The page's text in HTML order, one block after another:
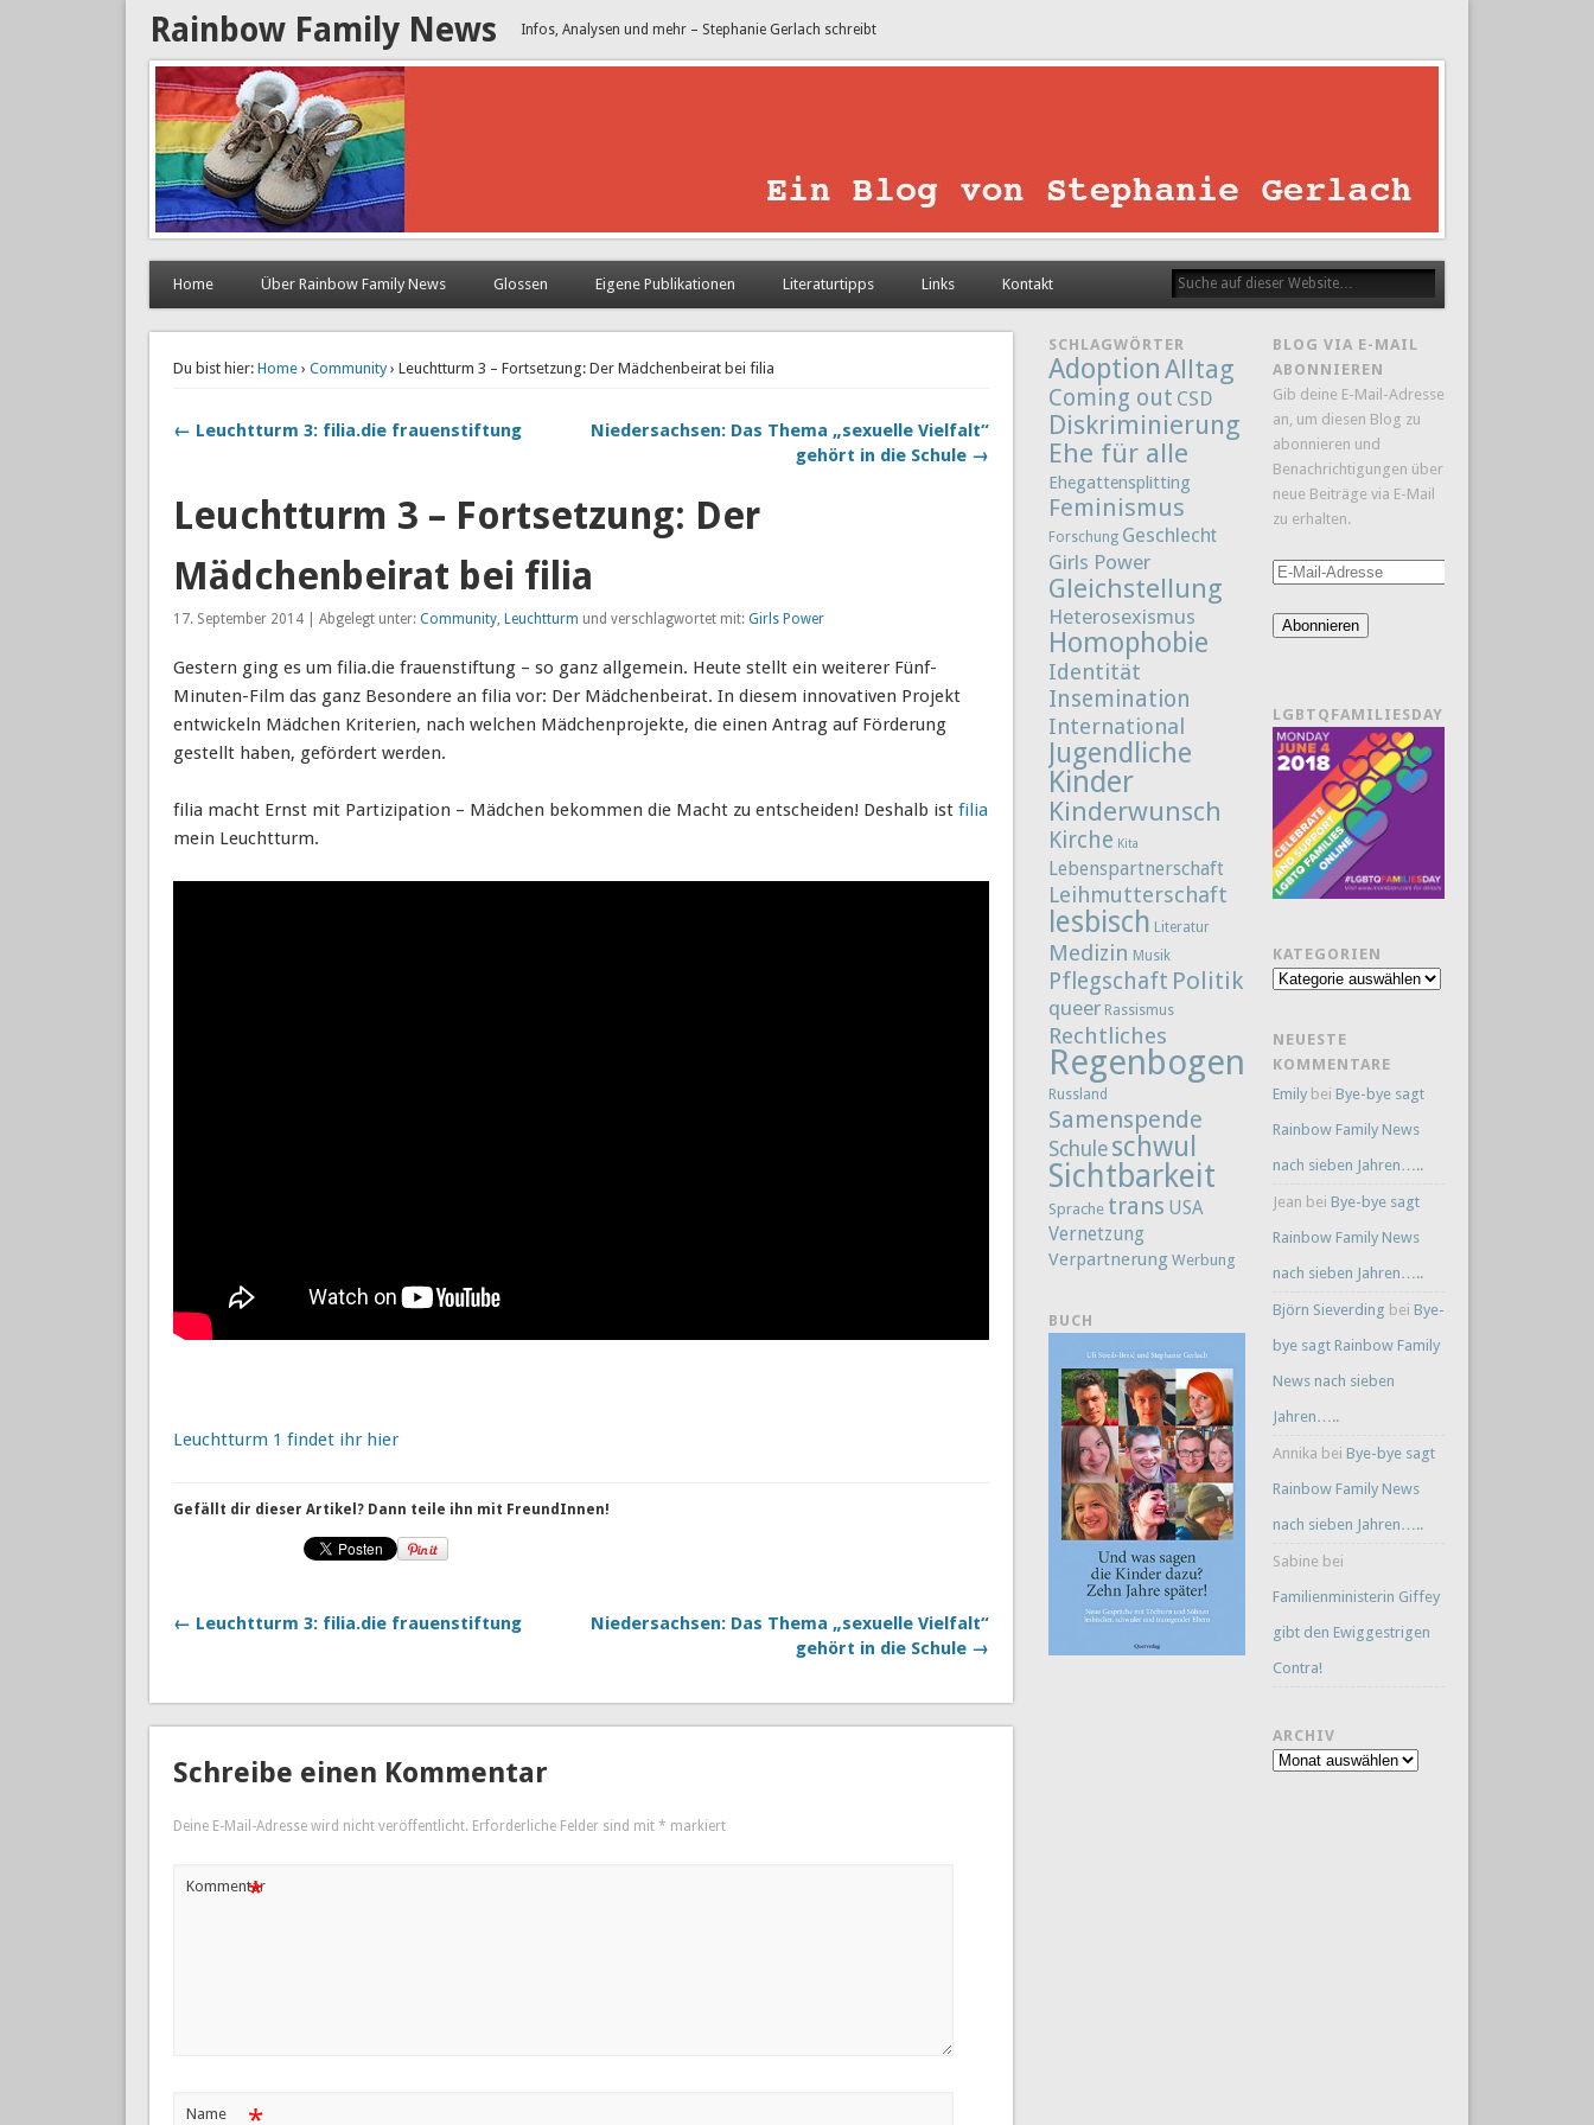
Rainbow Family News Infos, Analysen und mehr – Stephanie Gerlach schreibt
Home Über Rainbow Family News Glossen Eigene Publikationen Literaturtipps Links Kontakt
Du bist hier: Home› Community› Leuchtturm 3 – Fortsetzung: Der Mädchenbeirat bei filia
← Leuchtturm 3: filia.die frauenstiftung
Niedersachsen: Das Thema „sexuelle Vielfalt“
gehört in die Schule →
Leuchtturm 3 – Fortsetzung: Der
Mädchenbeirat bei filia
17. September 2014 | Abgelegt unter: Community, Leuchtturm und verschlagwortet mit: Girls Power
Gestern ging es um filia.die frauenstiftung – so ganz allgemein. Heute stellt ein weiterer Fünf-
Minuten-Film das ganz Besondere an filia vor: Der Mädchenbeirat. In diesem innovativen Projekt
entwickeln Mädchen Kriterien, nach welchen Mädchenprojekte, die einen Antrag auf Förderung
gestellt haben, gefördert werden.
filia macht Ernst mit Partizipation – Mädchen bekommen die Macht zu entscheiden! Deshalb ist filia
mein Leuchtturm.
Leuchtturm 1 findet ihr hier
Gefällt dir dieser Artikel? Dann teile ihn mit FreundInnen!
← Leuchtturm 3: filia.die frauenstiftung
Niedersachsen: Das Thema „sexuelle Vielfalt“
gehört in die Schule →
Schreibe einen Kommentar
Deine E-Mail-Adresse wird nicht veröffentlicht. Erforderliche Felder sind mit * markiert
Kommentar
*
Name
SCHLAGWÖRTER
AdoptionAlltag
Coming out CSD
Diskriminierung
Ehe für alle
Ehegattensplitting
Feminismus
Forschung Geschlecht
Girls Power
Gleichstellung
Heterosexismus
Homophobie
Identität
Insemination
International
Jugendliche
Kinder
Kinderwunsch
Kirche Kita
Lebenspartnerschaft
Leihmutterschaft
lesbisch Literatur
Medizin Musik
Pflegschaft Politik
queer Rassismus
Rechtliches
Regenbogenfamilie
Russland
Samenspende
Schule schwul
Sichtbarkeit
Sprache trans USA
Vernetzung
Verpartnerung Werbung
BUCH
BLOG VIA E-MAIL
ABONNIEREN
Gib deine E-Mail-Adresse
an, um diesen Blog zu
abonnieren und
Benachrichtigungen über
neue Beiträge via E-Mail
zu erhalten.
E-
Adresse
Abonnieren
LGBTQFAMILIESDAY
KATEGORIEN
Kategorien
NEUESTE
KOMMENTARE
Emilybei Bye-bye sagt
Rainbow Family News
nach sieben Jahren…..
Jean bei Bye-bye sagt
Rainbow Family News
nach sieben Jahren…..
Björn Sieverding bei Bye-
bye sagt Rainbow Family
News nach sieben
Jahren…..
Annika bei Bye-bye sagt
Rainbow Family News
nach sieben Jahren…..
Sabine bei
Familienministerin Giffey
gibt den Ewiggestrigen
Contra!
ARCHIV
Archiv